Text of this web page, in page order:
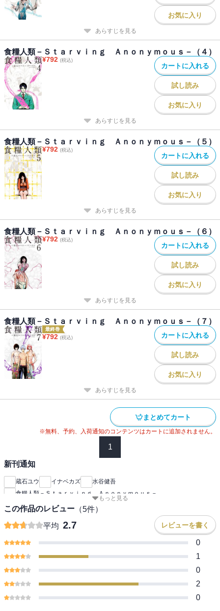
お気に入り
あらすじを見る
食糧人類－Ｓｔａｒｖｉｎｇ Ａｎｏｎｙｍｏｕｓ－（４）
¥792 (税込)
カートに入れる
試し読み
お気に入り
あらすじを見る
食糧人類－Ｓｔａｒｖｉｎｇ Ａｎｏｎｙｍｏｕｓ－（５）
¥792 (税込)
カートに入れる
試し読み
お気に入り
あらすじを見る
食糧人類－Ｓｔａｒｖｉｎｇ Ａｎｏｎｙｍｏｕｓ－（６）
¥792 (税込)
カートに入れる
試し読み
お気に入り
あらすじを見る
食糧人類－Ｓｔａｒｖｉｎｇ Ａｎｏｎｙｍｏｕｓ－（７）
最終巻
¥792 (税込) カートに入れる
試し読み
お気に入り
あらすじを見る
まとめてカート
※無料、予約、入荷通知のコンテンツはカートに追加されません。
1
新刊通知
蔵石ユウ イナベカズ
水谷健吾
食糧人類－Ｓｔａｒｖｉｎｇ Ａｎｏｎｙｍｏｕｓ－
もっと見る
この作品のレビュー （5件）
平均 2.7 レビューを書く
0
1
0
2
0